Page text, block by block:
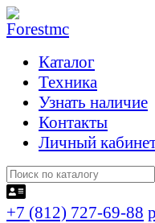
Каталог
Техника
Узнать наличие
Контакты
Личный
+7 (812) 727-69-88